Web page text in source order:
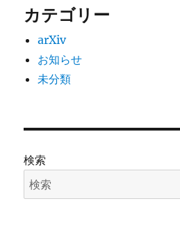
カテゴリー
arXiv
お知らせ
未分類
検索